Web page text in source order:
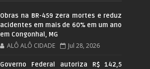
Obras na BR-459 zera mortes e reduz
acidentes em mais de 60% em um ano
em Congonhal, MG
ALÔ ALÔ CIDADE Jul 28, 2026
Governo Federal autoriza R$ 142,5